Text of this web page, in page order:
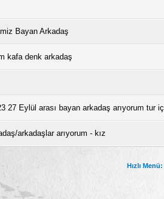
Bayan Arkadaş
kafa denk arkadaş
27 Eylül arası bayan arkadaş arıyorum tur
arkadaşlar arıyorum - kız
Hızlı Menü: